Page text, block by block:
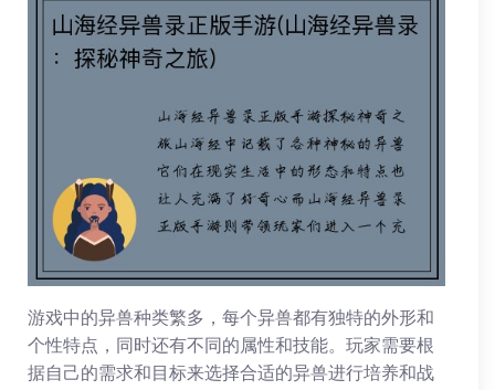
游戏中的异兽种类繁多，每个异兽都有独特的外形和
个性特点，同时还有不同的属性和技能。玩家需要根
据自己的需求和目标来选择合适的异兽进行培养和战